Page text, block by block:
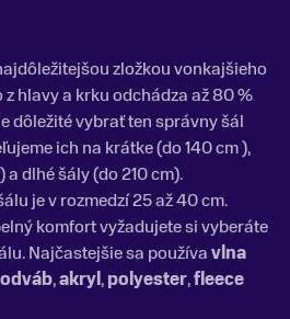
zložkou vonkajšieho
hlavy a krku odchádza až 80 %
dôležité vybrať ten správny šál
ich na krátke (do 140 cm ),
a dlhé šály (do 210 cm).
je v rozmedzí 25 až 40 cm.
komfort vyžadujete si vyberáte
Najčastejšie sa používavlna
,akryl,polyester,fleece